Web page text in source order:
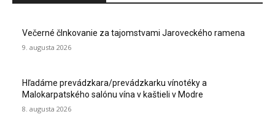
Večerné člnkovanie za tajomstvami Jaroveckého ramena
9. augusta 2026
Hľadáme prevádzkara/prevádzkarku vínotéky a
Malokarpatského salónu vína v kaštieli v Modre
8. augusta 2026